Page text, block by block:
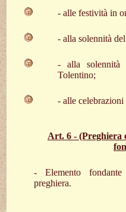
- alle festività in
- alla solennità
- alla solennità
Tolentino;
- alle
Art. 6 - (Preghiera
- Elemento
preghiera.